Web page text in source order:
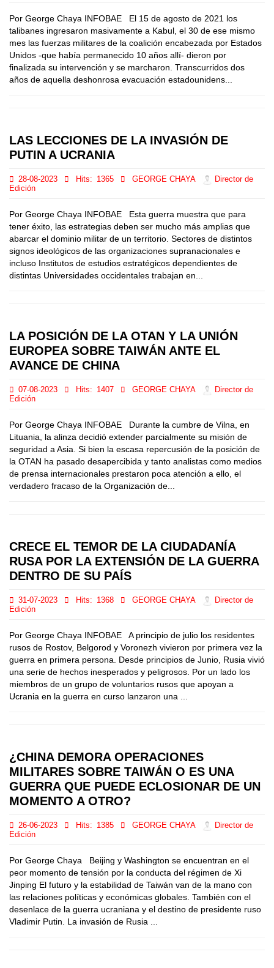
Por George Chaya INFOBAE El 15 de agosto de 2021 los
talibanes ingresaron masivamente a Kabul, el 30 de ese mismo
mes las fuerzas militares de la coalición encabezada por Estados
Unidos -que había permanecido 10 años allí- dieron por
finalizada su intervención y se marcharon. Transcurridos dos
años de aquella deshonrosa evacuación estadounidens...
LAS LECCIONES DE LA INVASIÓN DE
PUTIN A UCRANIA
28-08-2023 Hits: 1365 GEORGE CHAYA
Director de
Edición
Por George Chaya INFOBAE Esta guerra muestra que para
tener éxito, las estrategias deben ser mucho más amplias que
abarcar el dominio militar de un territorio. Sectores de distintos
signos ideológicos de las organizaciones supranacionales e
incluso Institutos de estudios estratégicos dependientes de
distintas Universidades occidentales trabajan en...
LA POSICIÓN DE LA OTAN Y LA UNIÓN
EUROPEA SOBRE TAIWÁN ANTE EL
AVANCE DE CHINA
07-08-2023 Hits: 1407 GEORGE CHAYA
Director de
Edición
Por George Chaya INFOBAE Durante la cumbre de Vilna, en
Lituania, la alinza decidió extender parcialmente su misión de
seguridad a Asia. Si bien la escasa repercusión de la posición de
la OTAN ha pasado desapercibida y tanto analistas como medios
de prensa internacionales prestaron poca atención a ello, el
verdadero fracaso de la Organización de...
CRECE EL TEMOR DE LA CIUDADANÍA
RUSA POR LA EXTENSIÓN DE LA GUERRA
DENTRO DE SU PAÍS
31-07-2023 Hits: 1368 GEORGE CHAYA
Director de
Edición
Por George Chaya INFOBAE A principio de julio los residentes
rusos de Rostov, Belgorod y Voronezh vivieron por primera vez la
guerra en primera persona. Desde principios de Junio, Rusia vivió
una serie de hechos inesperados y peligrosos. Por un lado los
miembros de un grupo de voluntarios rusos que apoyan a
Ucrania en la guerra en curso lanzaron una ...
¿CHINA DEMORA OPERACIONES
MILITARES SOBRE TAIWÁN O ES UNA
GUERRA QUE PUEDE ECLOSIONAR DE UN
MOMENTO A OTRO?
26-06-2023 Hits: 1385 GEORGE CHAYA
Director de
Edición
Por George Chaya Beijing y Washington se encuentran en el
peor momento de tensión por la conducta del régimen de Xi
Jinping El futuro y la estabilidad de Taiwán van de la mano con
las relaciones políticas y económicas globales. También con el
desenlace de la guerra ucraniana y el destino de presidente ruso
Vladimir Putin. La invasión de Rusia ...